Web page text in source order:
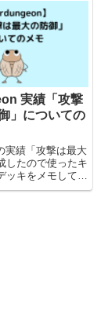
実績「攻撃
」についての
実績「攻撃は最大
したので使ったキ
ッキをメモしてお